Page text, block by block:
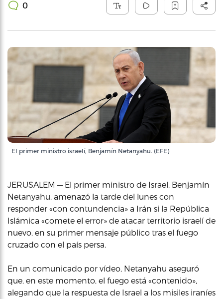
0
El primer ministro israelí, Benjamín Netanyahu. (EFE)
JERUSALEM — El primer ministro de Israel, Benjamín
Netanyahu, amenazó la tarde del lunes con
responder «con contundencia» a Irán si la República
Islámica «comete el error» de atacar territorio israelí de
nuevo, en su primer mensaje público tras el fuego
cruzado con el país persa.
En un comunicado por vídeo, Netanyahu aseguró
que, en este momento, el fuego está «contenido»,
alegando que la respuesta de Israel a los misiles iraníes